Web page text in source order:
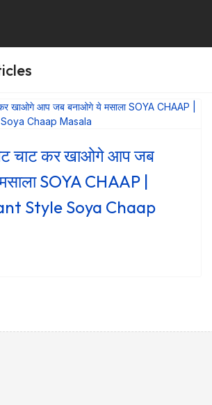
चाट कर खाओगे आप जब
SOYA CHAAP |
Style Soya Chaap